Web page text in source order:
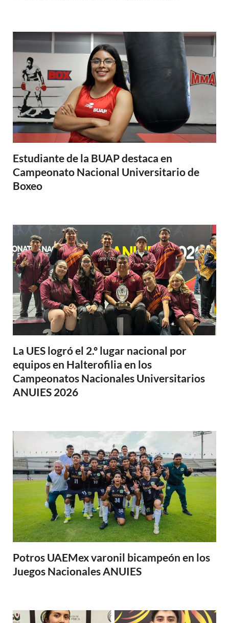
Estudiante de la BUAP destaca en
Campeonato Nacional Universitario de
Boxeo
La UES logró el 2.º lugar nacional por
equipos en Halterofilia en los
Campeonatos Nacionales Universitarios
ANUIES 2026
Potros UAEMex varonil bicampeón en los
Juegos Nacionales ANUIES